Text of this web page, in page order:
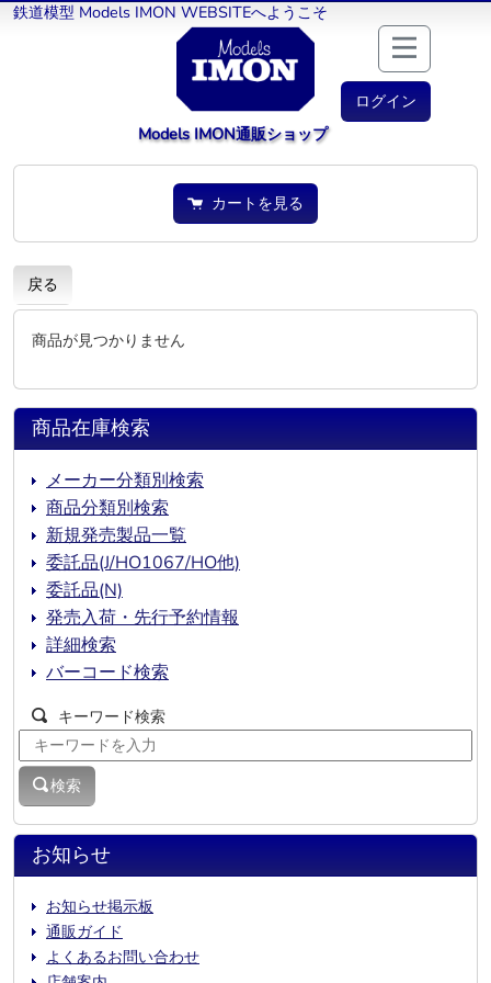
鉄道模型 Models IMON WEBSITEへようこそ
ログイン
Models IMON通販ショップ
カートを見る
戻る
商品が見つかりません
お知らせ
お知らせ掲示板
通販ガイド
よくあるお問い合わせ
商品在庫検索
メーカー分類別検索
商品分類別検索
新規発売製品一覧
委託品(J/HO1067/HO他)
委託品(N)
発売入荷・先行予約情報
詳細検索
バーコード検索
キーワード検索
検索